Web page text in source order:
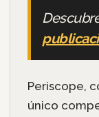
Periscope,
único